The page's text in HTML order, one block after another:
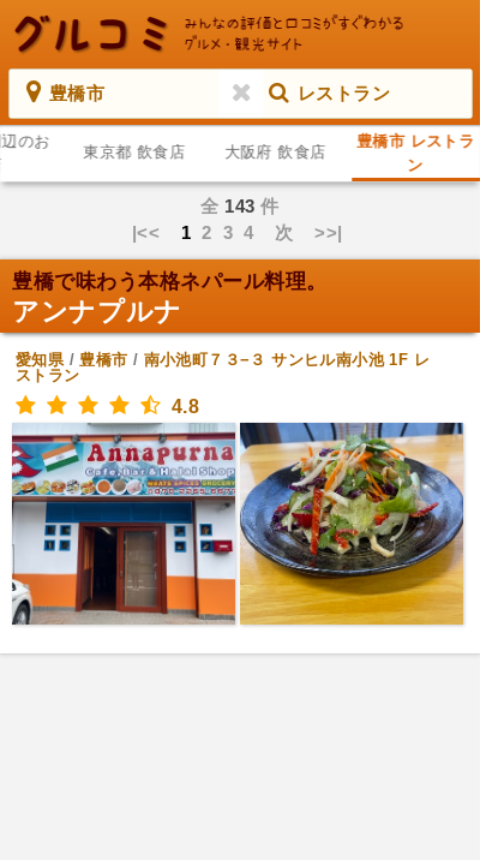
豊橋市 レストラン
のお
東京都 飲食店 大阪府 飲食店
豊橋市 レストラ
ン
全 143 件
|<< 12 3 4 次 >>|
豊橋で味わう本格ネパール料理。
アンナプルナ
愛知県/豊橋市 / 南小池町７３−３ サンヒル南小池 1F レ
ストラン
4.8